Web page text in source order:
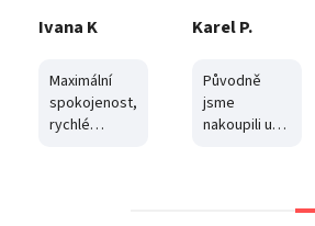
Karel P.
Původně
jsme
nakoupili u
Veronika T.
Velice
doporučuji
tento